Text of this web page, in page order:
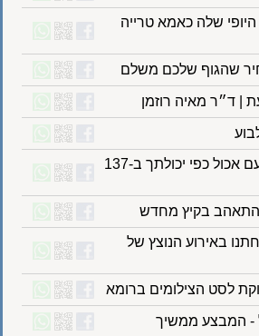
שלה כאמא טרייה
שהגוף שלכם משלם
| ד״ר מאיה רוזמן
טאבון לוהט ואוכל רחוב: המלון הירושלמי פותח את הקיץ עם אכול כפי יכולתך ב-137
בקיץ מחדש
באירוע הנוצץ של
לסט הצילומים ברומא